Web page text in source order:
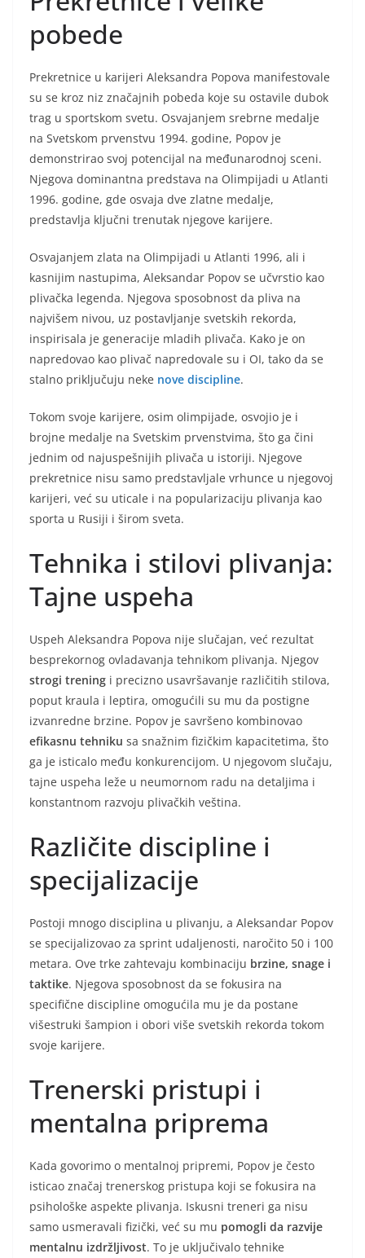
pobede
Prekretnice u karijeri Aleksandra Popova manifestovale
su se kroz niz značajnih pobeda koje su ostavile dubok
trag u sportskom svetu. Osvajanjem srebrne medalje
na Svetskom prvenstvu 1994. godine, Popov je
demonstrirao svoj potencijal na međunarodnoj sceni.
Njegova dominantna predstava na Olimpijadi u Atlanti
1996. godine, gde osvaja dve zlatne medalje,
predstavlja ključni trenutak njegove karijere.
Osvajanjem zlata na Olimpijadi u Atlanti 1996, ali i
kasnijim nastupima, Aleksandar Popov se učvrstio kao
plivačka legenda. Njegova sposobnost da pliva na
najvišem nivou, uz postavljanje svetskih rekorda,
inspirisala je generacije mladih plivača. Kako je on
napredovao kao plivač napredovale su i OI, tako da se
stalno priključuju neke nove discipline.
Tokom svoje karijere, osim olimpijade, osvojio je i
brojne medalje na Svetskim prvenstvima, što ga čini
jednim od najuspešnijih plivača u istoriji. Njegove
prekretnice nisu samo predstavljale vrhunce u njegovoj
karijeri, već su uticale i na popularizaciju plivanja kao
sporta u Rusiji i širom sveta.
Tehnika i stilovi plivanja:
Tajne uspeha
Uspeh Aleksandra Popova nije slučajan, već rezultat
besprekornog ovladavanja tehnikom plivanja. Njegov
strogi trening i precizno usavršavanje različitih stilova,
poput kraula i leptira, omogućili su mu da postigne
izvanredne brzine. Popov je savršeno kombinovao
efikasnu tehniku sa snažnim fizičkim kapacitetima, što
ga je isticalo među konkurencijom. U njegovom slučaju,
tajne uspeha leže u neumornom radu na detaljima i
konstantnom razvoju plivačkih veština.
Različite discipline i
specijalizacije
Postoji mnogo disciplina u plivanju, a Aleksandar Popov
se specijalizovao za sprint udaljenosti, naročito 50 i 100
metara. Ove trke zahtevaju kombinaciju brzine, snage i
taktike. Njegova sposobnost da se fokusira na
specifične discipline omogućila mu je da postane
višestruki šampion i obori više svetskih rekorda tokom
svoje karijere.
Trenerski pristupi i
mentalna priprema
Kada govorimo o mentalnoj pripremi, Popov je često
isticao značaj trenerskog pristupa koji se fokusira na
psihološke aspekte plivanja. Iskusni treneri ga nisu
samo usmeravali fizički, već su mu pomogli da razvije
mentalnu izdržljivost. To je uključivalo tehnike